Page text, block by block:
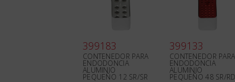
399183
CONTENEDOR PARA
ENDODONCIA
ALUMINIO
PEQUEÑO 12 SR/SR
399133
CONTENEDOR PARA
ENDODONCIA
ALUMINIO
PEQUEÑO 48 SR/RD